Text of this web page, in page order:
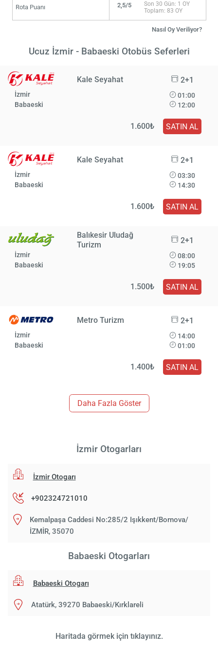
Rota Puanı 2,5/5
Son 30 Gün: 1 OY
Toplam: 83 OY
Nasıl Oy Veriliyor?
Ucuz İzmir - Babaeski Otobüs Seferleri
Kale Seyahat 2+1
İzmir
Babaeski
01:00
12:00
1.600₺ SATIN AL
Kale Seyahat 2+1
İzmir
Babaeski
03:30
14:30
1.600₺ SATIN AL
Balıkesir Uludağ
Turizm
2+1
İzmir
Babaeski
08:00
19:05
1.500₺ SATIN AL
Metro Turizm 2+1
İzmir
Babaeski
14:00
01:00
1.400₺ SATIN AL
Daha Fazla Göster
İzmir Otogarları
İzmir Otogarı
+902324721010
Kemalpaşa Caddesi No:285/2 Işıkkent/Bornova/
İZMİR, 35070
Babaeski Otogarları
Babaeski Otogarı
Atatürk, 39270 Babaeski/Kırklareli
Haritada görmek için tıklayınız.